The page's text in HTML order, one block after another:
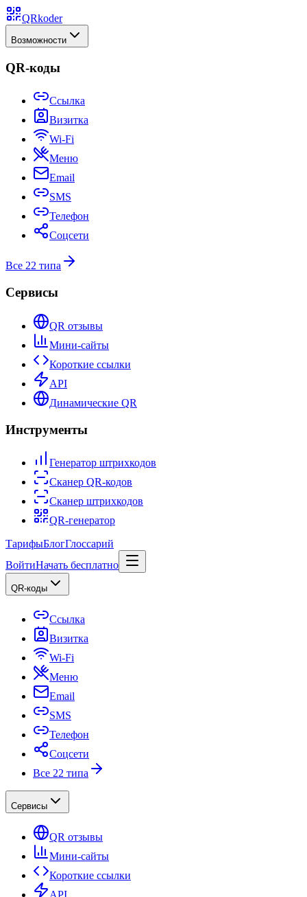
QRkoder
Возможности
QR-коды
Ссылка
Визитка
Wi-Fi
Меню
Email
SMS
Телефон
Соцсети
Все 22 типа
Сервисы
QR отзывы
Мини-сайты
Короткие ссылки
API
Динамические QR
Инструменты
Генератор штрихкодов
Сканер QR-кодов
Сканер штрихкодов
QR-генератор
ТарифыБлогГлоссарий
ВойтиНачать бесплатно
QR-коды
Ссылка
Визитка
Wi-Fi
Меню
Email
SMS
Телефон
Соцсети
Все 22 типа
Сервисы
QR отзывы
Мини-сайты
Короткие ссылки